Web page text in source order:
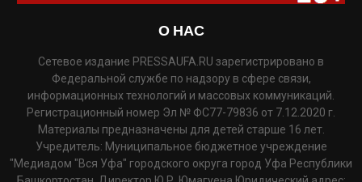
О НАС
Сетевое издание PRESSAUFA.RU зарегистрировано в
Федеральной службе по надзору в сфере связи,
информационных технологий и массовых коммуникаций.
Регистрационный номер Эл № ФС77-79836 от 7.12.2020 г.
Материалы предназначены для детей старше 16 лет.
Учредитель: Муниципальное бюджетное учреждение
"Медиадом "Вся Уфа" городского округа город Уфа Республики